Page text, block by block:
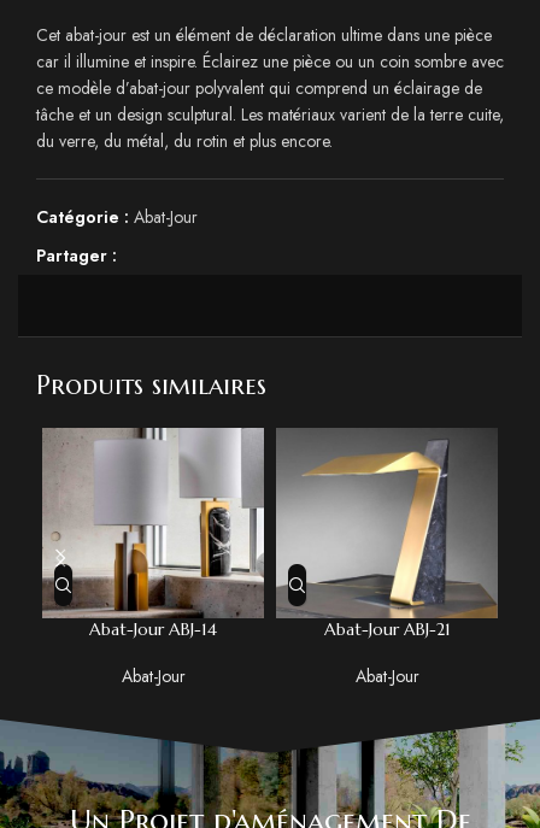
Cet abat-jour est un élément de déclaration ultime dans une pièce
car il illumine et inspire. Éclairez une pièce ou un coin sombre avec
ce modèle d’abat-jour polyvalent qui comprend un éclairage de
tâche et un design sculptural. Les matériaux varient de la terre cuite,
du verre, du métal, du rotin et plus encore.
Catégorie : Abat-Jour
Partager :
Produits similaires
Abat-Jour ABJ-14
Abat-Jour
Abat-Jour ABJ-21
Abat-Jour